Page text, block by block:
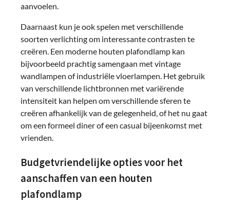
aanvoelen.
Daarnaast kun je ook spelen met verschillende
soorten verlichting om interessante contrasten te
creëren. Een moderne houten plafondlamp kan
bijvoorbeeld prachtig samengaan met vintage
wandlampen of industriële vloerlampen. Het gebruik
van verschillende lichtbronnen met variërende
intensiteit kan helpen om verschillende sferen te
creëren afhankelijk van de gelegenheid, of het nu gaat
om een formeel diner of een casual bijeenkomst met
vrienden.
Budgetvriendelijke opties voor het
aanschaffen van een houten
plafondlamp